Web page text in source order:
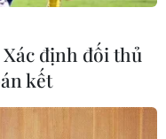
Xác định đối thủ
kết